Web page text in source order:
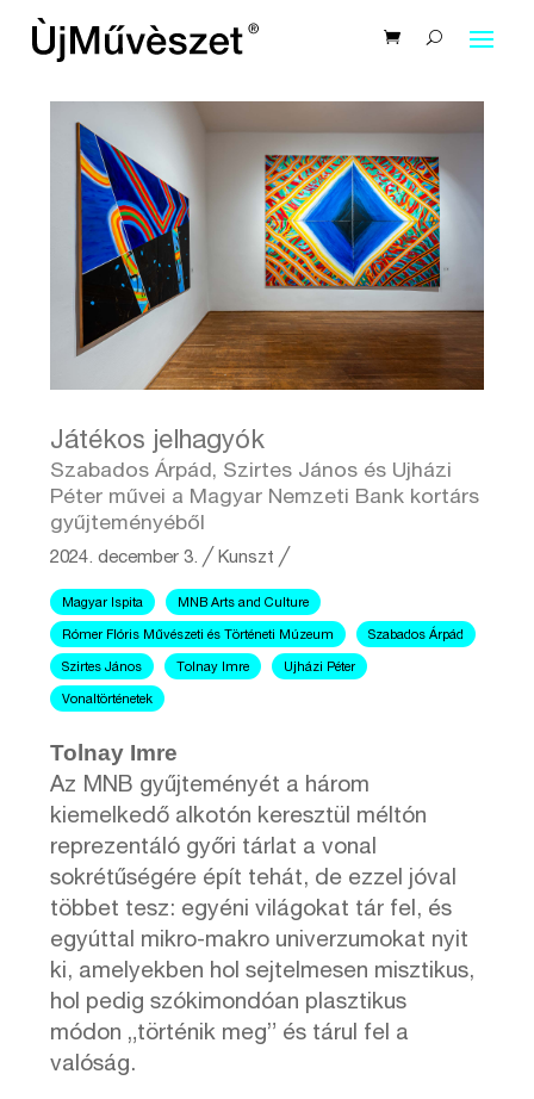
Játékos jelhagyók
Szabados Árpád, Szirtes János és Ujházi
Péter művei a Magyar Nemzeti Bank kortárs
gyűjteményéből
2024. december 3. ╱Kunszt ╱
Magyar Ispita MNB Arts and Culture
Rómer Flóris Művészeti és Történeti Múzeum Szabados Árpád
Szirtes János Tolnay Imre Ujházi Péter
Vonaltörténetek
Tolnay Imre
Az MNB gyűjteményét a három
kiemelkedő alkotón keresztül méltón
reprezentáló győri tárlat a vonal
sokrétűségére épít tehát, de ezzel jóval
többet tesz: egyéni világokat tár fel, és
egyúttal mikro-makro univerzumokat nyit
ki, amelyekben hol sejtelmesen misztikus,
hol pedig szókimondóan plasztikus
módon „történik meg” és tárul fel a
valóság.